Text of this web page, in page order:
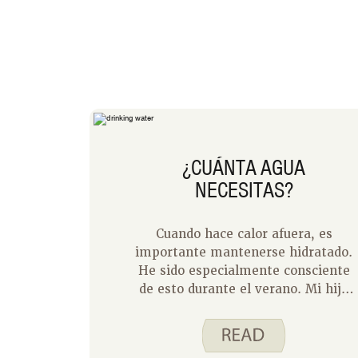
¿CUÁNTA AGUA
NECESITAS?
Cuando hace calor afuera, es
importante mantenerse hidratado.
He sido especialmente consciente
de esto durante el verano. Mi hija
campamento y mi hijo hace
entrenamientos de fútbol varias